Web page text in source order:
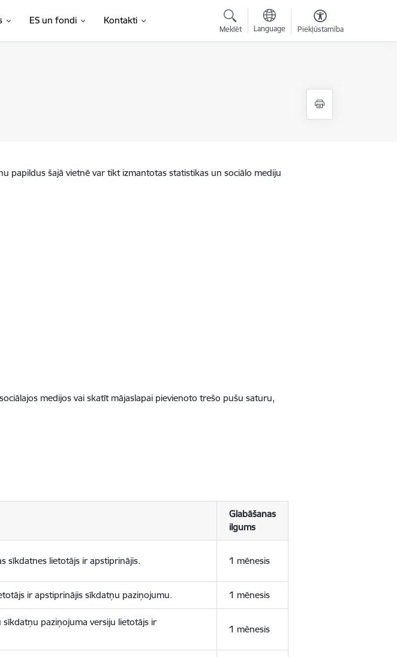
ES un fondi Kontakti
Meklēt Language Piekļūstamība
papildus šajā vietnē var tikt izmantotas statistikas un sociālo mediju
medijos vai skatīt mājaslapai pievienoto trešo pušu saturu,
Glabāšanas
ilgums
sīkdatnes lietotājs ir apstiprinājis. 1 mēnesis
ir apstiprinājis sīkdatņu paziņojumu. 1 mēnesis
sīkdatņu paziņojuma versiju lietotājs ir
1 mēnesis